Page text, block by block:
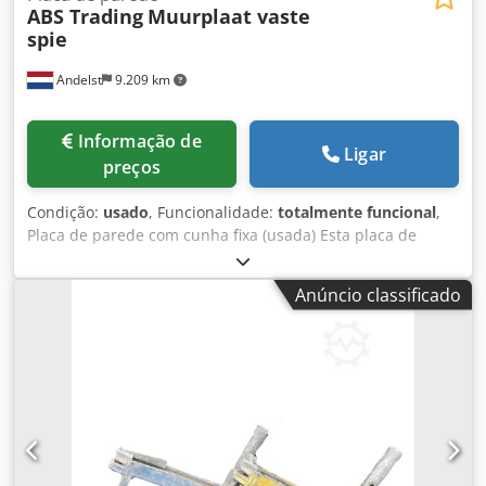
Andelst 9.209 km
ABS Trading Muurplaat vaste
spie
preços
Ligar
Condição: usado, Funcionalidade: totalmente funcional,
Placa de parede com cunha fixa (usada) Esta placa de
parede usada com cunha fixa é um componente essencial
para a ancoragem segura de andaimes de fachada a um
edifício ou parede. A placa de parede é firmemente fixada
construção. Ideal para empreiteiros, montadores de
andaimes e empresas de aluguer que procuram soluções
Anúncio classificado